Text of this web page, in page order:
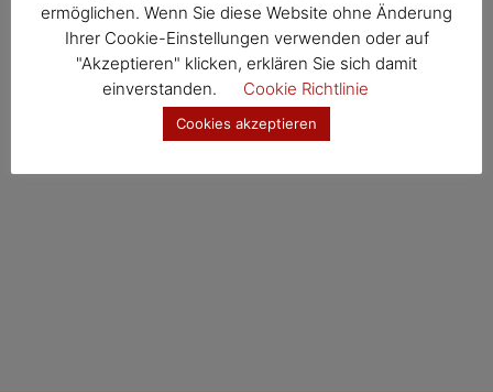
Jahresübersicht
Veranstaltungskalender
ermöglichen. Wenn Sie diese Website ohne Änderung
Ihrer Cookie-Einstellungen verwenden oder auf
"Akzeptieren" klicken, erklären Sie sich damit
einverstanden.
Cookie Richtlinie
Cookies akzeptieren